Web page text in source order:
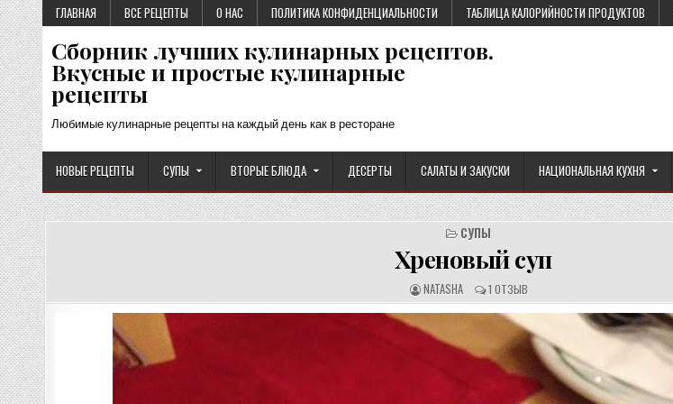
Перейти
к
содержимому
ГЛАВНАЯ ВСЕ РЕЦЕПТЫ О НАС ПОЛИТИКА КОНФИДЕНЦИАЛЬНОСТИ ТАБЛИЦА КАЛОРИЙНОСТИ ПРОДУКТОВ
Сборник лучших кулинарных рецептов.
Вкусные и простые кулинарные
рецепты
Любимые кулинарные рецепты на каждый день как в ресторане
НОВЫЕ РЕЦЕПТЫ СУПЫ ВТОРЫЕ БЛЮДА ДЕСЕРТЫ САЛАТЫ И ЗАКУСКИ НАЦИОНАЛЬНАЯ КУХНЯ
СУПЫ
Хреновый суп
А
В
Т
Р
NATASHA О
Т
З
Ы
:
1 ОТЗЫВ